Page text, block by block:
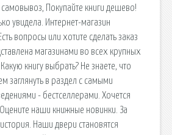
Покупайте книги дешево!
увидела. Интернет-магазин
вопросы или хотите сделать заказ
магазинами во всех крупных
книгу выбрать? Не знаете, что
заглянуть в раздел с самыми
- бестселлерами. Хочется
наши книжные новинки. За
Наши двери становятся